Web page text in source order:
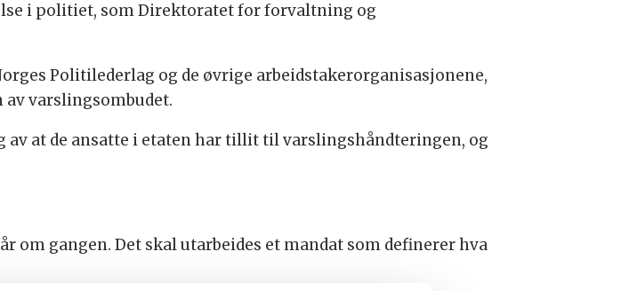
i politiet, som Direktoratet for forvaltning og
Politilederlag og de øvrige arbeidstakerorganisasjonene,
varslingsombudet.
at de ansatte i etaten har tillit til varslingshåndteringen, og
om gangen. Det skal utarbeides et mandat som definerer hva